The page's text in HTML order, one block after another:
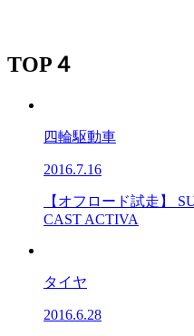
TOP４
四輪駆動車
2016.7.16
【オフロード試走】
CAST ACTIVA
タイヤ
2016.6.28